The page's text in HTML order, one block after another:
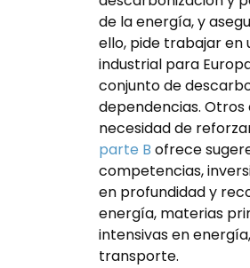
de la energía, y
ello, pide trabajar en
industrial para
conjunto de
dependencias. Otros
necesidad de
parte B ofrece
competencias,
en profundidad y
energía, materias
intensivas en
transporte.